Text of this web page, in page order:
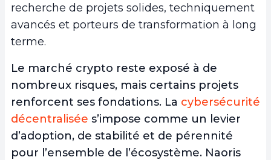
recherche de projets solides, techniquement
avancés et porteurs de transformation à long
terme.
Le marché crypto reste exposé à de
nombreux risques, mais certains projets
renforcent ses fondations. La cybersécurité
décentralisée s’impose comme un levier
d’adoption, de stabilité et de pérennité
pour l’ensemble de l’écosystème. Naoris